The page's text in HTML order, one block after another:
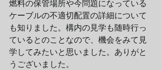
燃料の保管場所や今問題になっている
ケーブルの不適切配置の詳細について
も知りました。構内の見学も随時行っ
ているとのことなので、機会をみて見
学してみたいと思いました。ありがと
うございました。